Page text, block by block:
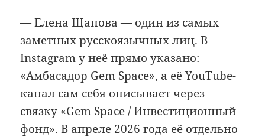
— Елена Щапова — один из самых
заметных русскоязычных лиц. В
Instagram у неё прямо указано:
«Амбасадор Gem Space», а её YouTube-
канал сам себя описывает через
связку «Gem Space / Инвестиционный
фонд». В апреле 2026 года её отдельно